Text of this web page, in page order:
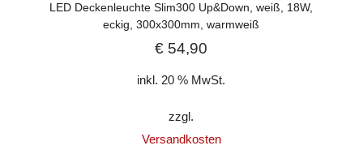
LED Deckenleuchte Slim300 Up&Down, weiß, 18W,
eckig, 300x300mm, warmweiß
€ 54,90
inkl. 20 % MwSt.
zzgl.
Versandkosten